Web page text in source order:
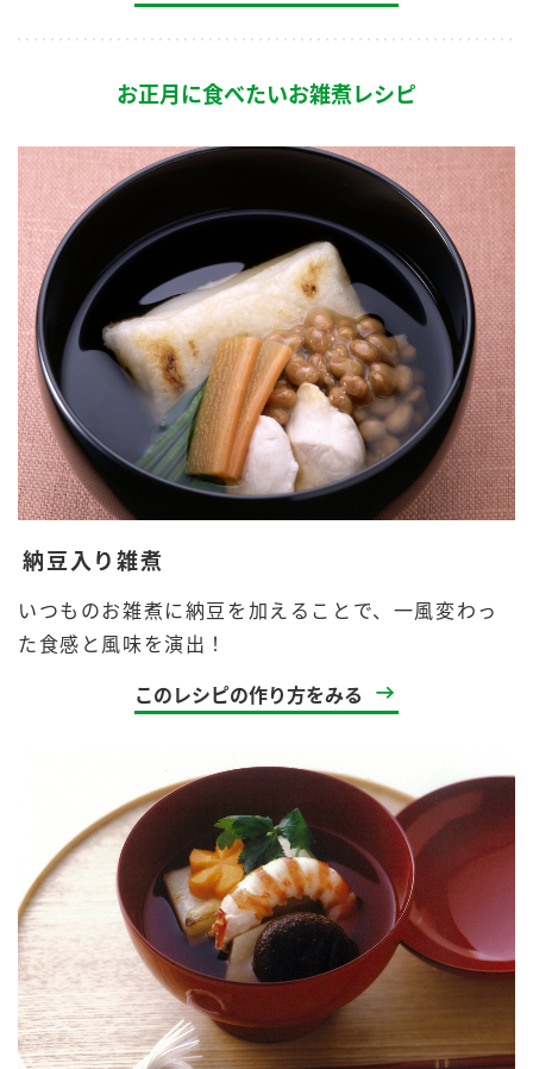
お正月に食べたいお雑煮レシピ
納豆入り雑煮
いつものお雑煮に納豆を加えることで、一風変わっ
た食感と風味を演出！
このレシピの作り方をみる